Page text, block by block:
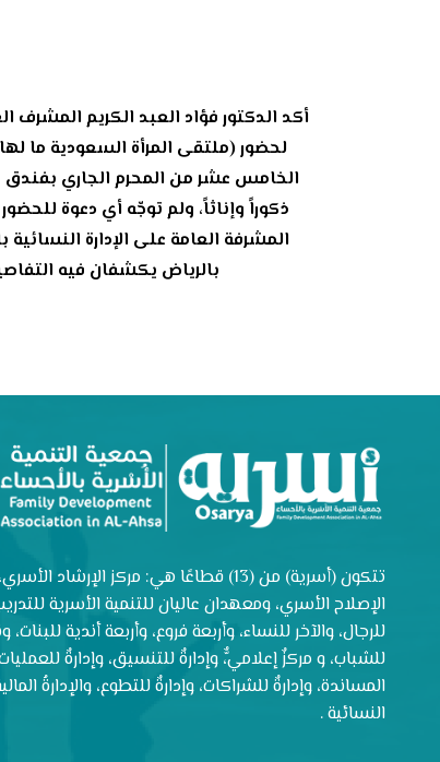
لحضور (ملتقى المرأة السعودية ما
الخامس عشر من المحرم الجاري بفندق
ذكوراً وإناثاً، ولم توجّه أي دعوة
بالرياض يكشفان فيه
تتكون (أسرية) من (13) قطاعًا هي: مركز الإرشاد
الإصلاح الأسري، ومعهدان عاليان للتنمية الأسرية
للرجال، والآخر للنساء، وأربعة فروع، وأربعة أندية للبنات،
للشباب، و مركزٌ إعلاميٌّ، وإدارةٌ للتنسيق، وإدارةٌ
المساندة، وإدارةٌ للشراكات، وإدارةٌ للتطوع، والإدارةُ
النسائية .